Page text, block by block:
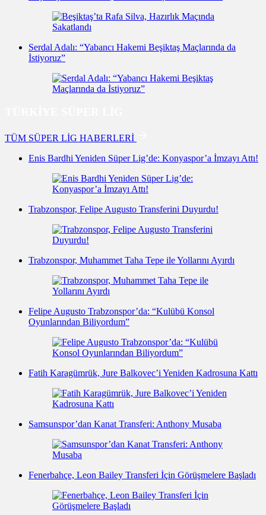
Serdal Adalı: “Yabancı Hakemi Beşiktaş Maçlarında da
İstiyoruz”
TÜM SÜPER LİG HABERLERİ
Enis Bardhi Yeniden Süper Lig’de: Konyaspor’a İmzayı Attı!
Trabzonspor, Felipe Augusto Transferini Duyurdu!
Trabzonspor, Muhammet Taha Tepe ile Yollarını Ayırdı
Felipe Augusto Trabzonspor’da: “Kulübü Konsol
Oyunlarından Biliyordum”
Fatih Karagümrük, Jure Balkovec’i Yeniden Kadrosuna Kattı
Samsunspor’dan Kanat Transferi: Anthony Musaba
Fenerbahçe, Leon Bailey Transferi İçin Görüşmelere Başladı